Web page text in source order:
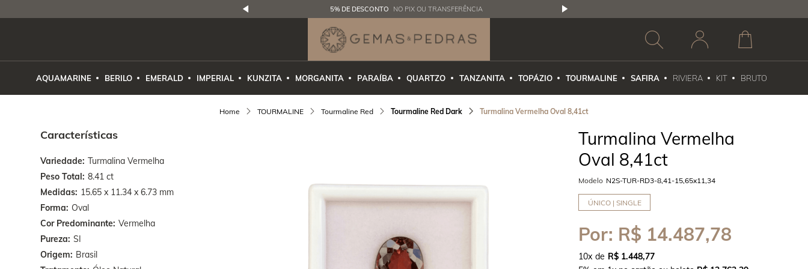
5% DE DESCONTO NO PIX OU TRANSFERÊNCIA
AQUAMARINE BERILO EMERALD IMPERIAL KUNZITA MORGANITA PARAÍBA QUARTZO TANZANITA TOPÁZIO TOURMALINE SAFIRA RIVIERA KIT BRUTO
TOURMALINE Tourmaline Red Tourmaline Red Dark Turmalina Vermelha Oval 8,41ct
Características
Variedade Turmalina Vermelha
Peso Total 8.41 ct
Medidas 15.65 x 11.34 x 6.73 mm
Forma Oval
Cor Predominante Vermelha
Pureza SI
Origem Brasil
Turmalina Vermelha
Oval 8,41ct
Modelo N2S-TUR-RD3-8,41-15,65x11,34
ÚNICO | SINGLE
Por: R$ 14.487,78
10x
R$ 1.448,77